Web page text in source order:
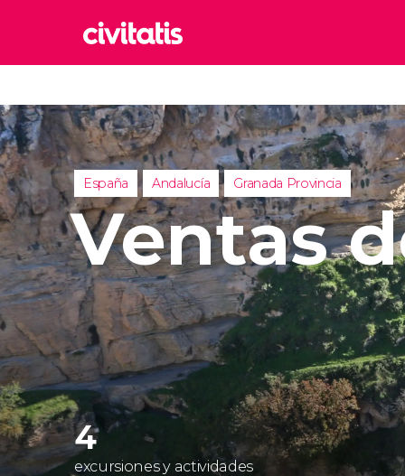
Italia
Reino
Reino
Turquía
España Andalucía Granada Provincia
Ventas
4
excursiones y actividades